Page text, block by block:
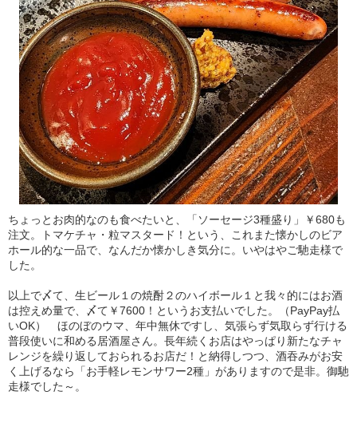
ちょっとお肉的なのも食べたいと、「ソーセージ3種盛り」￥680も
注文。トマケチャ・粒マスタード！という、これまた懐かしのビア
ホール的な一品で、なんだか懐かしき気分に。いやはやご馳走様で
した。
以上で〆て、生ビール１の焼酎２のハイボール１と我々的にはお酒
は控えめ量で、〆て￥7600！というお支払いでした。（PayPay払
いOK） ほのぼのウマ、年中無休ですし、気張らず気取らず行ける
普段使いに和める居酒屋さん。長年続くお店はやっぱり新たなチャ
レンジを繰り返しておられるお店だ！と納得しつつ、酒吞みがお安
く上げるなら「お手軽レモンサワー2種」がありますので是非。御馳
走様でした～。